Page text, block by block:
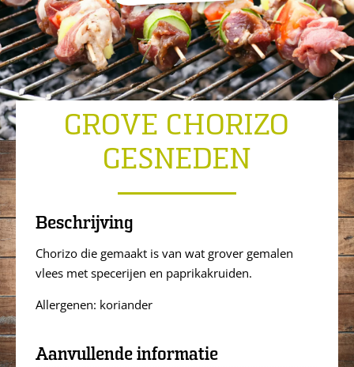
GROVE CHORIZO
GESNEDEN
Beschrijving
Chorizo die gemaakt is van wat grover gemalen
vlees met specerijen en paprikakruiden.
Allergenen: koriander
Aanvullende informatie